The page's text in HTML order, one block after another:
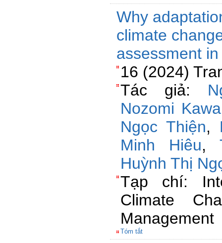
Why
climate
assessment
16 (2024)
Tác giả:
Nozomi
Ngọc Thiện,
Minh Hiêu,
Huỳnh Thị
Tạp chí:
Climate
Management
Tóm tắt